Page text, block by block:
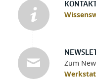
KONTAKT
Zum